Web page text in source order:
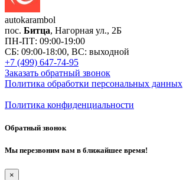
autokarambol
пос. Битца, Нагорная ул., 2Б
ПН-ПТ: 09:00-19:00
СБ: 09:00-18:00, ВС: выходной
+7 (499) 647-74-95
Заказать обратный звонок
Политика обработки персональных данных
Политика конфиденциальности
Обратный звонок
Мы перезвоним вам в ближайшее время!
×